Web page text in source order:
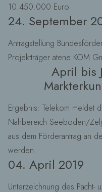
10.450.000 Euro
24. September
Antragstellung
Projektträger atene KOM
April bis
Ergebnis: Telekom meldet
Nahbereich Seeboden/
aus dem Förderantrag an
werden.
04. April 2019
Unterzeichnung des